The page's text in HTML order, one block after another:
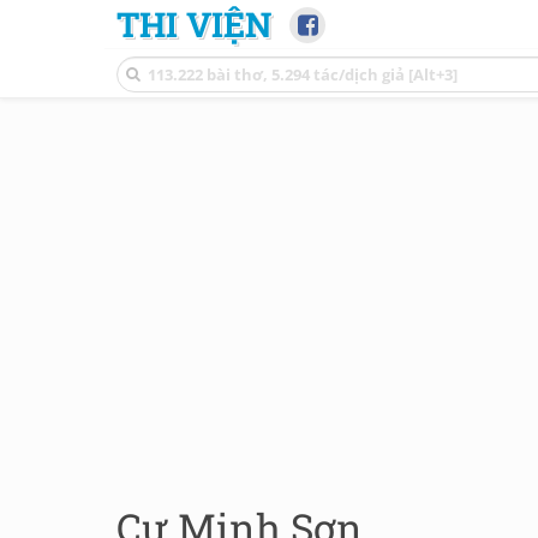
THI VIỆN
Cự Minh Sơn